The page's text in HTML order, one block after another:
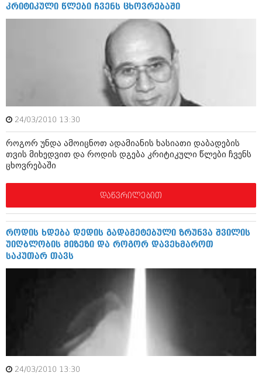
თებერვალი 2011 (329)
იანვარი 2011 (647)
დეკემბერი 2010 (881)
ოქტომბერი 2010 (341)
სექტემბერი 2010 (449)
აგვისტო 2010 (461)
ივლისი 2010 (556)
მაისი 2010 (232)
მარტი 2010 (454)
თებერვალი 2010 (421)
იანვარი 2010 (422)
დეკემბერი 2009 (510)
ნოემბერი 2009 (308)
აგვისტო 2009 (14)
ივლისი 2009 (118)
თებერვალი 0216 (1)
ივნისი 0212 (2)
ნოემბერი 0201 (1)
კრიტიკული წლები ჩვენს ცხოვრებაში
24/03/2010 13:30
როგორ უნდა ამოიცნოთ ადამიანის ხასიათი დაბადების
თვის მიხედვით და როდის დგება კრიტიკული წლები ჩვენს
ცხოვრებაში
დაწვრილებით
როდის ხდება დედის გადამეტებული ზრუნვა შვილის
უიღბლობის მიზეზი და როგორ დავეხმაროთ
საკუთარ თავს
24/03/2010 13:30